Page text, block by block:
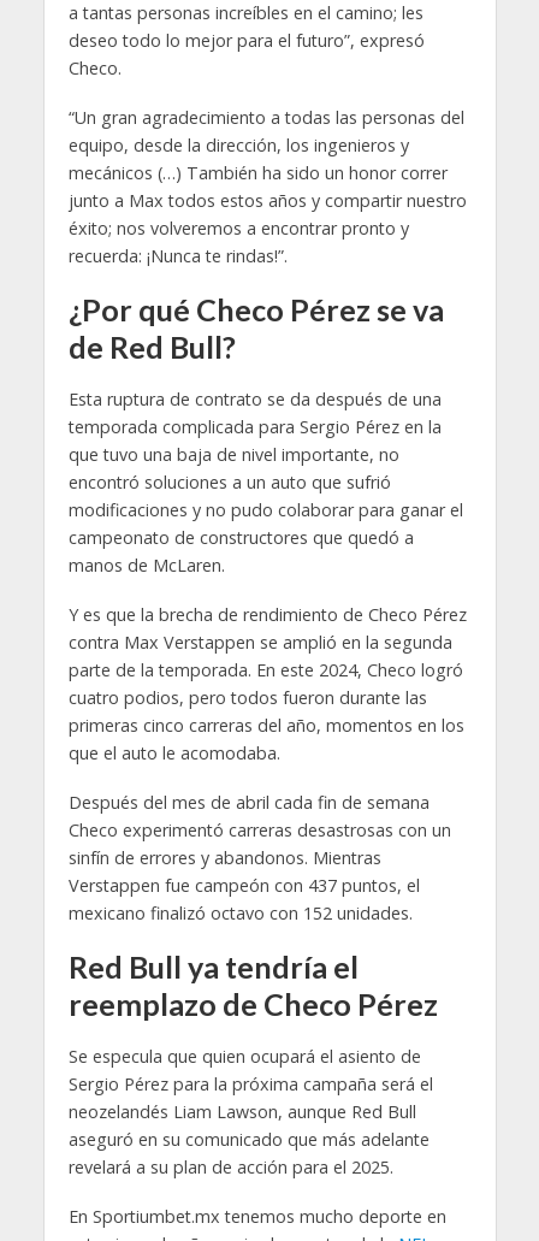
a tantas personas increíbles en el camino; les
deseo todo lo mejor para el futuro”, expresó
Checo.
“Un gran agradecimiento a todas las personas del
equipo, desde la dirección, los ingenieros y
mecánicos (…) También ha sido un honor correr
junto a Max todos estos años y compartir nuestro
éxito; nos volveremos a encontrar pronto y
recuerda: ¡Nunca te rindas!”.
¿Por qué Checo Pérez se va
de Red Bull?
Esta ruptura de contrato se da después de una
temporada complicada para Sergio Pérez en la
que tuvo una baja de nivel importante, no
encontró soluciones a un auto que sufrió
modificaciones y no pudo colaborar para ganar el
campeonato de constructores que quedó a
manos de McLaren.
Y es que la brecha de rendimiento de Checo Pérez
contra Max Verstappen se amplió en la segunda
parte de la temporada. En este 2024, Checo logró
cuatro podios, pero todos fueron durante las
primeras cinco carreras del año, momentos en los
que el auto le acomodaba.
Después del mes de abril cada fin de semana
Checo experimentó carreras desastrosas con un
sinfín de errores y abandonos. Mientras
Verstappen fue campeón con 437 puntos, el
mexicano finalizó octavo con 152 unidades.
Red Bull ya tendría el
reemplazo de Checo Pérez
Se especula que quien ocupará el asiento de
Sergio Pérez para la próxima campaña será el
neozelandés Liam Lawson, aunque Red Bull
aseguró en su comunicado que más adelante
revelará a su plan de acción para el 2025.
En Sportiumbet.mx tenemos mucho deporte en